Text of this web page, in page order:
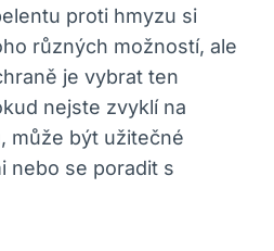
proti hmyzu si
různých možností, ale
je vybrat ten
nejste zvyklí na
může být užitečné
nebo se poradit s